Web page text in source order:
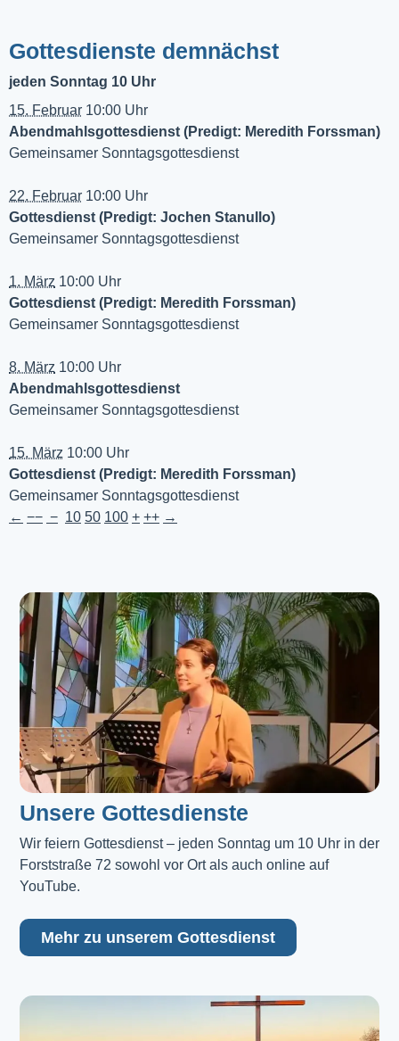
Gottesdienste demnächst
jeden Sonntag 10 Uhr
15. Februar 10:00 Uhr
Abendmahlsgottesdienst (Predigt: Meredith Forssman)
Gemeinsamer Sonntagsgottesdienst
22. Februar 10:00 Uhr
Gottesdienst (Predigt: Jochen Stanullo)
Gemeinsamer Sonntagsgottesdienst
1. März 10:00 Uhr
Gottesdienst (Predigt: Meredith Forssman)
Gemeinsamer Sonntagsgottesdienst
8. März 10:00 Uhr
Abendmahlsgottesdienst
Gemeinsamer Sonntagsgottesdienst
15. März 10:00 Uhr
Gottesdienst (Predigt: Meredith Forssman)
Gemeinsamer Sonntagsgottesdienst
← −− − 10 50 100 + ++ →
Unsere Gottesdienste
Wir feiern Gottesdienst – jeden Sonntag um 10 Uhr in der
Forststraße 72 sowohl vor Ort als auch online auf
YouTube.
Mehr zu unserem Gottesdienst